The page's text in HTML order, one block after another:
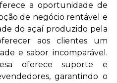
a oportunidade de
de negócio rentável e
do açaí produzido pela
aos clientes um
e sabor incomparável.
oferece suporte e
garantindo o